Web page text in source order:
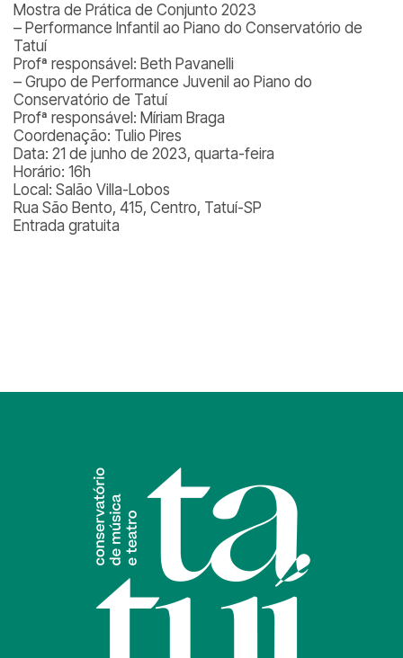
Mostra de Prática de Conjunto 2023
– Performance Infantil ao Piano do Conservatório de
Tatuí
Profª responsável: Beth Pavanelli
– Grupo de Performance Juvenil ao Piano do
Conservatório de Tatuí
Profª responsável: Míriam Braga
Coordenação: Tulio Pires
Data: 21 de junho de 2023, quarta-feira
Horário: 16h
Local: Salão Villa-Lobos
Rua São Bento, 415, Centro, Tatuí-SP
Entrada gratuita